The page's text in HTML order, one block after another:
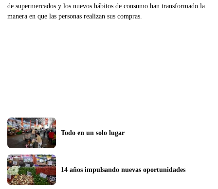
de supermercados y los nuevos hábitos de consumo han transformado la
manera en que las personas realizan sus compras.
Todo en un solo lugar
14 años impulsando nuevas oportunidades